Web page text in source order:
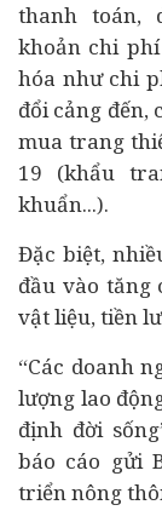
thanh toán,
khoản chi
hóa như chi
đổi cảng
mua trang
19 (khẩu
khuẩn...).
Đặc biệt,
đầu vào tăng
vật liệu, tiền
“Các doanh
lượng lao
định đời
báo cáo gửi
triển nông